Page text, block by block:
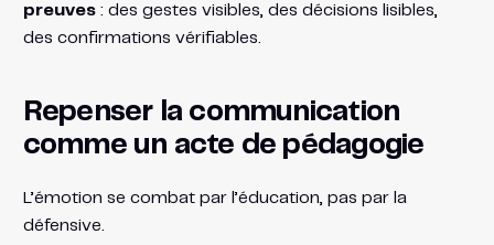
preuves: des gestes visibles, des décisions lisibles,
des confirmations vérifiables.
Repenser la communication
comme un acte de pédagogie
L’émotion se combat par l’éducation, pas par la
défensive.